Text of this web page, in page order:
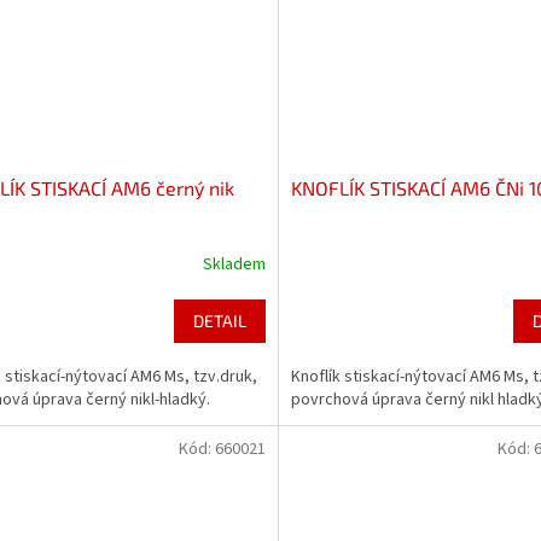
STISKACÍ AM6 černý nik
Skladem
DETAIL
nýtovací AM6 Ms, tzv.druk,
úprava černý nikl-hladký.
KNOFLÍK STISKACÍ AM6 ČNi
Knoflík stiskací-nýtovací AM6 Ms,
povrchová úprava černý nikl
Kód: 660021 Kód: